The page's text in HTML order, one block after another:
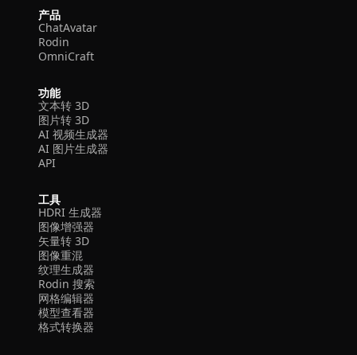
产品
ChatAvatar
Rodin
OmniCraft
功能
文本转 3D
图片转 3D
AI 视频生成器
AI 图片生成器
API
工具
HDRI 生成器
图像增强器
矢量转 3D
图像重混
纹理生成器
Rodin 搜索
网格编辑器
模型查看器
格式转换器